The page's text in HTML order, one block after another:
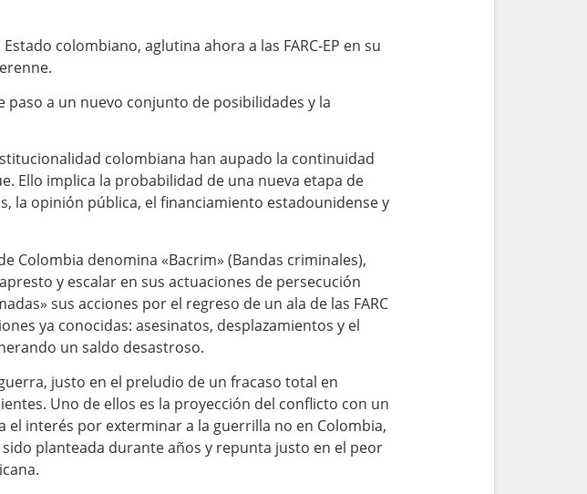
colombiano, aglutina ahora a las FARC-EP en su
a un nuevo conjunto de posibilidades y la
colombiana han aupado la continuidad
Ello implica la probabilidad de una nueva etapa de
la opinión pública, el financiamiento estadounidense y
Colombia denomina «Bacrim» (Bandas criminales),
y escalar en sus actuaciones de persecución
sus acciones por el regreso de un ala de las FARC
ya conocidas: asesinatos, desplazamientos y el
un saldo desastroso.
justo en el preludio de un fracaso total en
Uno de ellos es la proyección del conflicto con un
el interés por exterminar a la guerrilla no en Colombia,
planteada durante años y repunta justo en el peor